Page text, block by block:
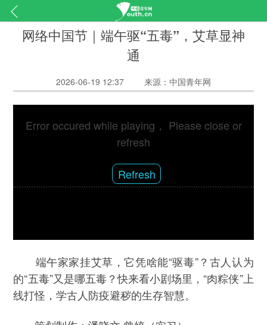
网络中国节｜端午驱“五毒”，艾草显神
通
2026-06-19 12:37 来源：中国青年网
Error occured while playing， Please close or
refresh
Refresh
端午家家挂艾草，它凭啥能“驱毒”？古人认为
的“五毒”又是哪五毒？快来看小剧场里，“肉粽侠”上
线打怪，学古人防疫避秽的生存智慧。